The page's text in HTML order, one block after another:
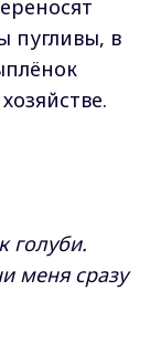
пугливы, в
голуби.
меня сразу